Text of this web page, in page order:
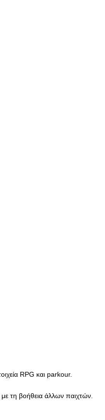
RPG και parkour.
τη βοήθεια άλλων παιχτών.